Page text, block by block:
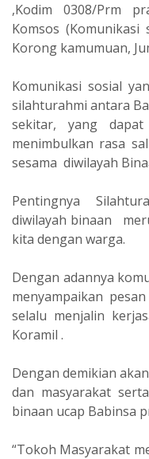
,Kodim 0308/Prm
Komsos
Korong kamumuan,
Komunikasi sosial
silahturahmi antara
sekitar, yang dapat
menimbulkan rasa
sesama diwilayah
Pentingnya
diwilayah binaan
kita dengan warga.
Dengan adannya
menyampaikan
selalu menjalin
Koramil .
Dengan demikian
dan masyarakat
binaan ucap Babinsa
“Tokoh Masyarakat